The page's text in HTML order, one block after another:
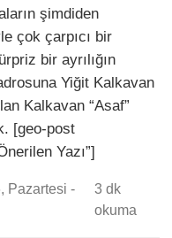
şimdiden
çok çarpıcı bir
bir ayrılığın
Yiğit Kalkavan
Kalkavan “Asaf”
[geo-post
Yazı”]
Pazartesi -
3 dk
okuma